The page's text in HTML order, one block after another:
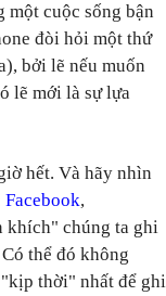
một cuộc sống bận
đòi hỏi một thứ
bởi lẽ nếu muốn
lẽ mới là sự lựa
hết. Và hãy nhìn
Facebook,
khích" chúng ta ghi
thể đó không
thời" nhất để ghi